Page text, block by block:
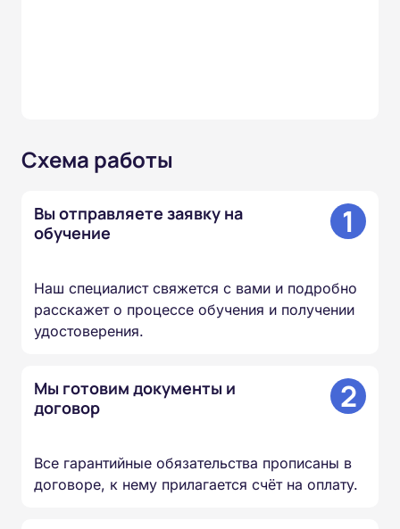
Схема работы
Вы отправляете заявку на
обучение
1
Наш специалист свяжется с вами и подробно
расскажет о процессе обучения и получении
удостоверения.
Мы готовим документы и
договор
2
Все гарантийные обязательства прописаны в
договоре, к нему прилагается счёт на оплату.